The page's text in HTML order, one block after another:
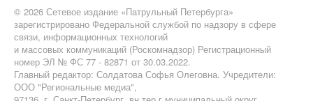
© 2026 Сетевое издание «Патрульный Петербурга»
зарегистрировано Федеральной службой по надзору в сфере
связи, информационных технологий
и массовых коммуникаций (Роскомнадзор) Регистрационный
номер ЭЛ № ФС 77 - 82871 от 30.03.2022.
Главный редактор: Солдатова Софья Олеговна. Учредители:
ООО "Региональные медиа",